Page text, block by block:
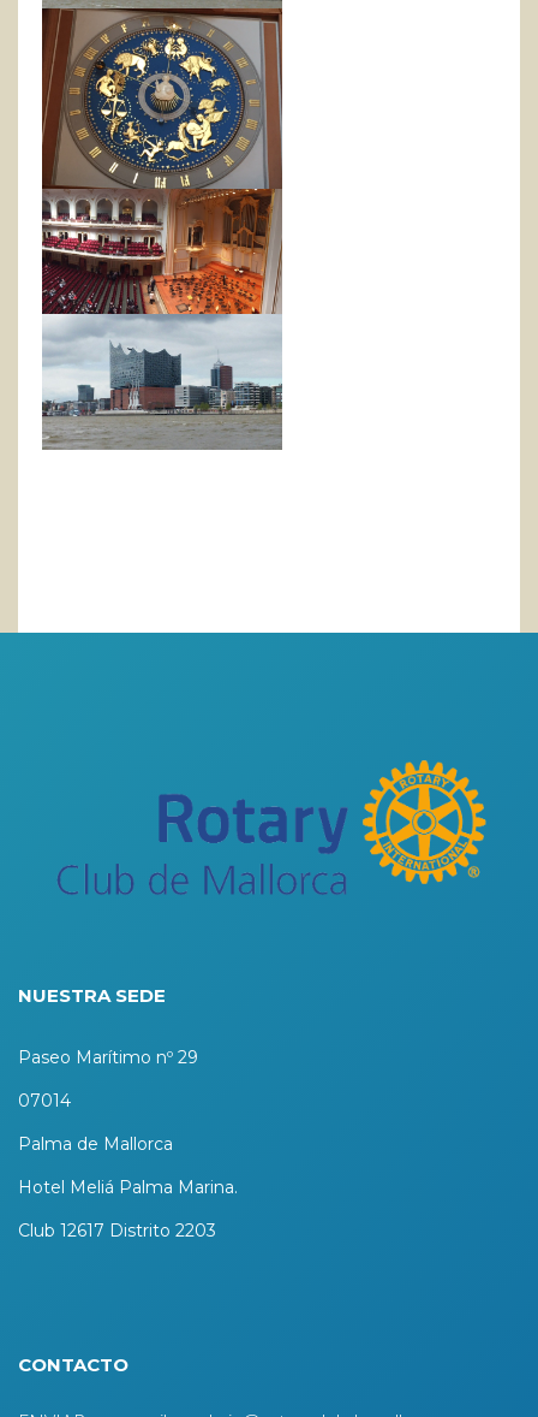
NUESTRA SEDE
Paseo Marítimo nº 29
07014
Palma de Mallorca
Hotel Meliá Palma Marina.
Club 12617 Distrito 2203
CONTACTO